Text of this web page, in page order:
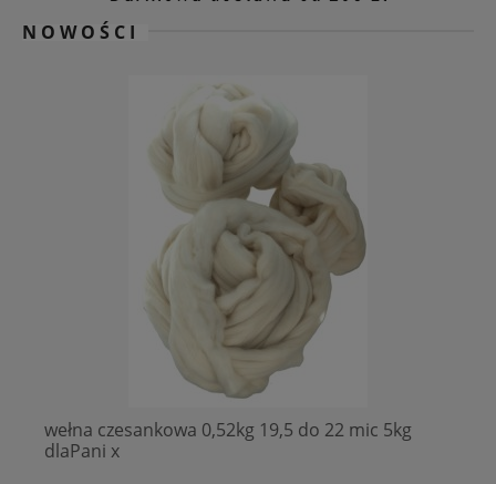
NOWOŚCI
wełna czesankowa 0,52kg 19,5 do 22 mic 5kg
dlaPani x